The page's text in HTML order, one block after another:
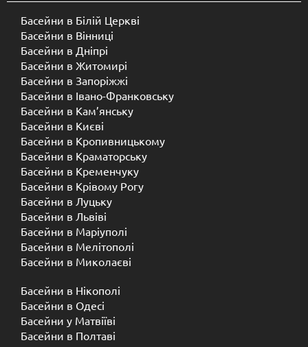
Басейни в Білій Церкві
Басейни в Вінниці
Басейни в Дніпрі
Басейни в Житомирі
Басейни в Запоріжжі
Басейни в Івано-Франковську
Басейни в Кам’янську
Басейни в Києві
Басейни в Кропивницькому
Басейни в Краматорську
Басейни в Кременчуку
Басейни в Крівому Рогу
Басейни в Луцьку
Басейни в Львіві
Басейни в Маріуполі
Басейни в Мелітополі
Басейни в Миколаєві
Басейни в Нікополі
Басейни в Одесі
Басейни у Матвіїві
Басейни в Полтаві